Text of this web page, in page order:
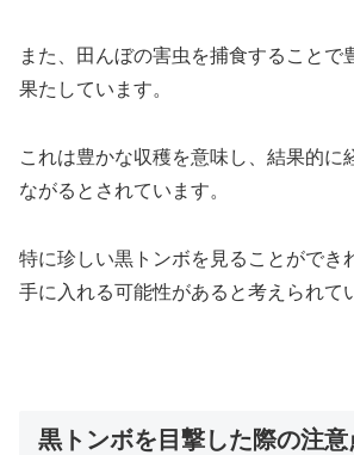
また、田んぼの害虫を捕食することで
果たしています。
これは豊かな収穫を意味し、結果的に
ながるとされています。
特に珍しい黒トンボを見ることができ
手に入れる可能性があると考えられて
黒トンボを目撃した際の注意